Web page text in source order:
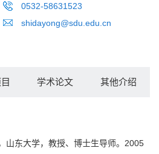
0532-58631523
shidayong@sdu.edu.cn
学术论文 其他介绍
山东大学，教授、博士生导师。2005